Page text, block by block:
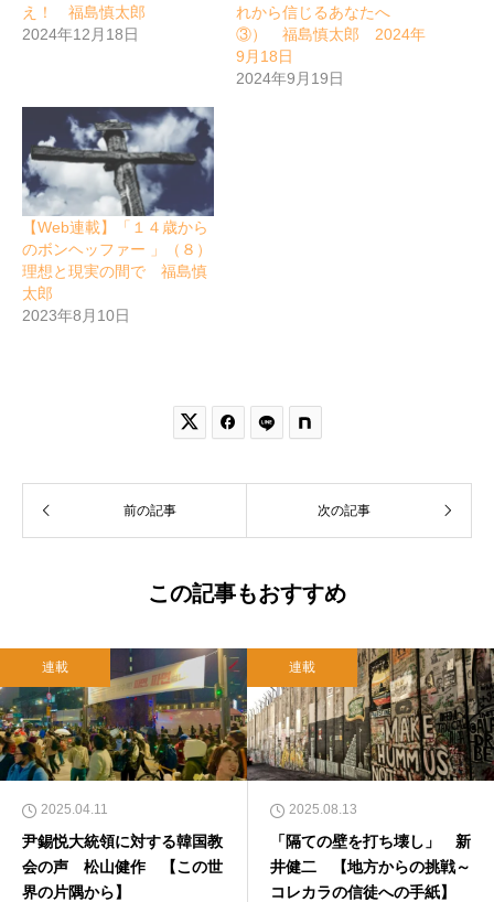
え！ 福島慎太郎
2024年12月18日
れから信じるあなたへ
③） 福島慎太郎 2024年
9月18日
2024年9月19日
【Web連載】「１４歳から
のボンヘッファー 」（８）
理想と現実の間で 福島慎
太郎
2023年8月10日
 
前の記事 次の記事
この記事もおすすめ
連載
2025.04.11
尹錫悦大統領に対する韓国教
会の声 松山健作 【この世
界の片隅から】
連載
2025.08.13
「隔ての壁を打ち壊し」 新
井健二 【地方からの挑戦～
コレカラの信徒への手紙】